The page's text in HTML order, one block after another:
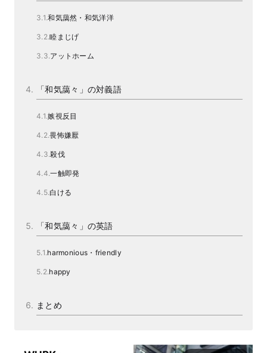
和気藹然・和気洋洋
睦まじげ
アットホーム
「和気藹々」の対義語
嫉視反目
畏怖嫌厭
殺伐
一触即発
白ける
「和気藹々」の英語
harmonious・friendly
happy
まとめ